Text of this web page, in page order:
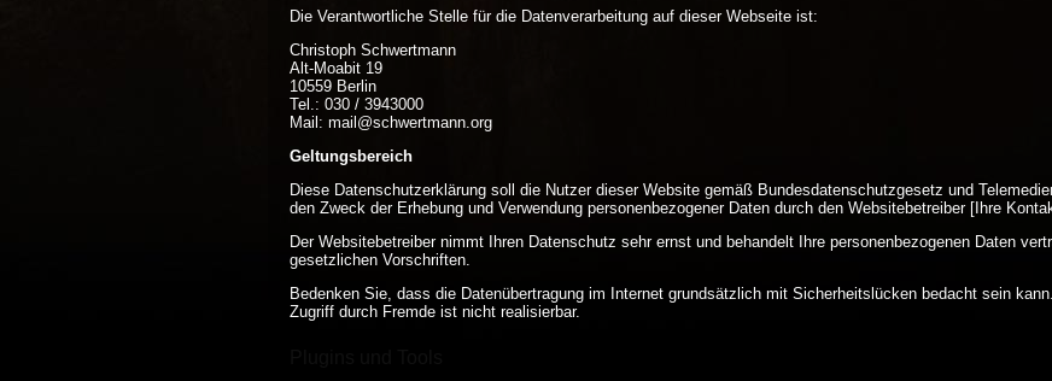
Die Verantwortliche Stelle für die Datenverarbeitung auf dieser Webseite ist:
Christoph Schwertmann
Alt-Moabit 19
10559 Berlin
Tel.: 030 / 3943000
Mail: mail@schwertmann.org
Geltungsbereich
Diese Datenschutzerklärung soll die Nutzer dieser Website gemäß Bundesdatenschutzgesetz und
den Zweck der Erhebung und Verwendung personenbezogener Daten durch den Websitebetreiber [Ihre
Der Websitebetreiber nimmt Ihren Datenschutz sehr ernst und behandelt Ihre personenbezogenen Daten
gesetzlichen Vorschriften.
Bedenken Sie, dass die Datenübertragung im Internet grundsätzlich mit Sicherheitslücken bedacht sein
Zugriff durch Fremde ist nicht realisierbar.